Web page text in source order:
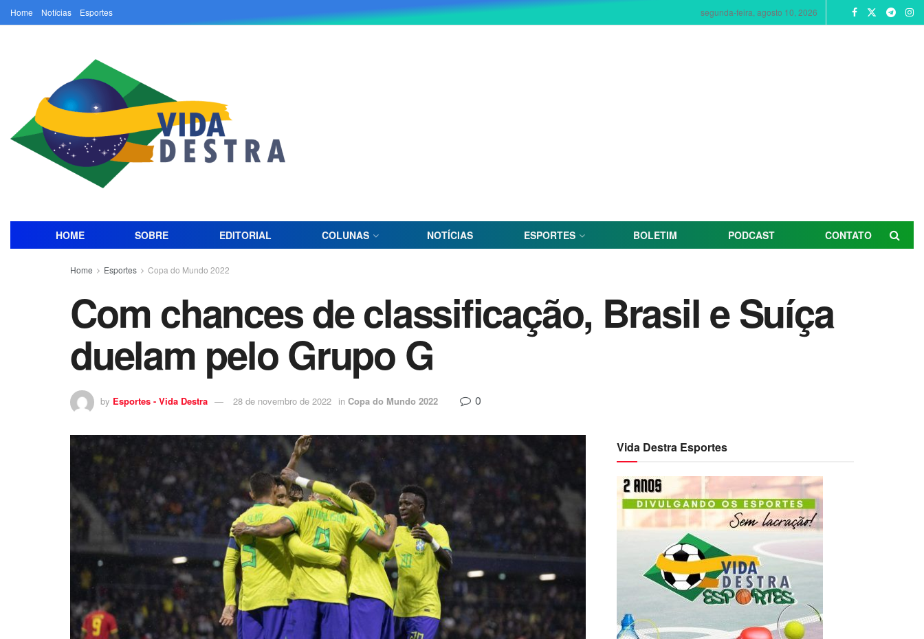
Home Notícias Esportes segunda-feira, agosto 10, 2026
HOME SOBRE EDITORIAL COLUNAS NOTÍCIAS ESPORTES BOLETIM PODCAST CONTATO
Home Esportes Copa do Mundo 2022
Com chances de classificação, Brasil e Suíça
duelam pelo Grupo G
by Esportes - Vida Destra 28 de novembro de 2022 in Copa do Mundo 2022 0
Vida Destra Esportes